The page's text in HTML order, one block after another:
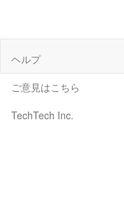
ヘルプ
ご意見はこちら
TechTech Inc.